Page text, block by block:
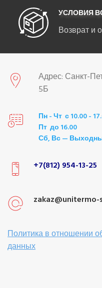
УСЛОВИЯ
Возврат и
Адрес: Санкт-
5Б
Пн - Чт с 10.00 -
Пт до 16.00
Сб, Вс —
+7(812) 954-13-25
zakaz@unitermo-
Политика в отношении
данных